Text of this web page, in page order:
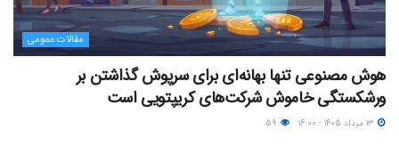
مقالات عمومی
هوش مصنوعی تنها بهانه‌ای برای سرپوش گذاشتن بر
ورشکستگی خاموش شرکت‌های کریپتویی است